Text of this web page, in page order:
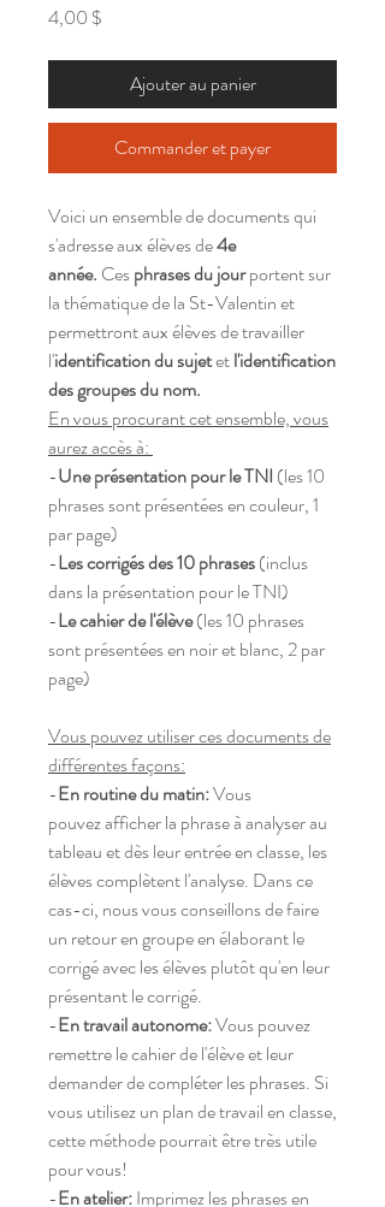
4,00 $
Ajouter au panier
Commander et payer
Voici un ensemble de documents qui
s'adresse aux élèves de4e
année. Cesphrases du jourportent sur
la thématique de la St-Valentin et
permettront aux élèves de travailler
l'identification du sujetetl'identification
des groupes du nom.
En vous procurant cet ensemble, vous
aurez accès à:
-Une présentation pour le TNI (les 10
phrases sont présentées en couleur, 1
par page)
-Les corrigés des 10 phrases(inclus
dans la présentation pour le TNI)
-Le cahier de l'élève(les 10 phrases
sont présentées en noir et blanc, 2 par
page)
Vous pouvez utiliser ces documents de
différentes façons:
-En routine du matin:Vous
pouvez afficher la phrase à analyser au
tableau et dès leur entrée en classe, les
élèves complètent l'analyse. Dans ce
cas-ci, nous vous conseillons de faire
un retour en groupe en élaborant le
corrigé avec les élèves plutôt qu'en leur
présentant le corrigé.
-En travail autonome:Vous pouvez
remettre le cahier de l'élève et leur
demander de compléter les phrases. Si
vous utilisez un plan de travail en classe,
cette méthode pourrait être très utile
pour vous!
-En atelier:Imprimez les phrases en